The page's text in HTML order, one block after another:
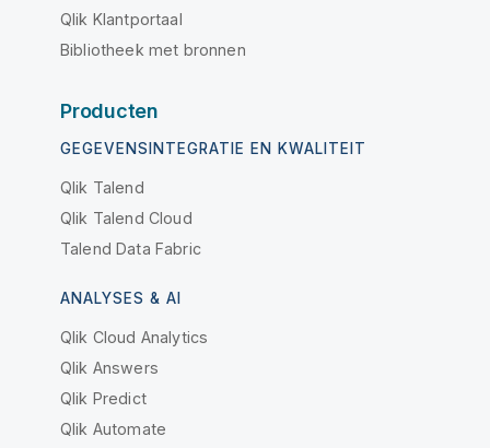
Qlik Klantportaal
Bibliotheek met bronnen
Producten
GEGEVENSINTEGRATIE EN KWALITEIT
Qlik Talend
Qlik Talend Cloud
Talend Data Fabric
ANALYSES & AI
Qlik Cloud Analytics
Qlik Answers
Qlik Predict
Qlik Automate